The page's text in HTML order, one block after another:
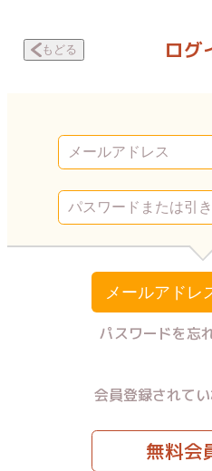
もどる ログ
メールアドレ
パスワードを忘
会員登録されて
無料会